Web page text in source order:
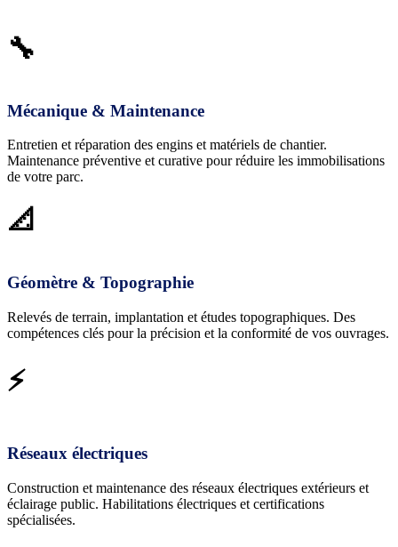
🔧
Mécanique & Maintenance
Entretien et réparation des engins et matériels de chantier.
Maintenance préventive et curative pour réduire les immobilisations
de votre parc.
📐
Géomètre & Topographie
Relevés de terrain, implantation et études topographiques. Des
compétences clés pour la précision et la conformité de vos ouvrages.
⚡
Réseaux électriques
Construction et maintenance des réseaux électriques extérieurs et
éclairage public. Habilitations électriques et certifications
spécialisées.